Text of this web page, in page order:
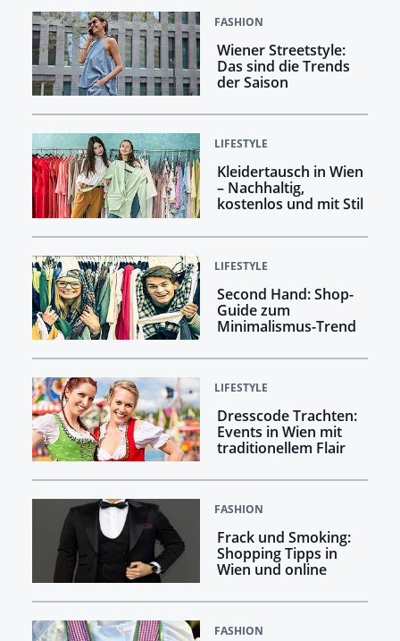
FASHION
Wiener Streetstyle:
Das sind die Trends
der Saison
LIFESTYLE
Kleidertausch in Wien
– Nachhaltig,
kostenlos und mit Stil
LIFESTYLE
Second Hand: Shop-
Guide zum
Minimalismus-Trend
LIFESTYLE
Dresscode Trachten:
Events in Wien mit
traditionellem Flair
FASHION
Frack und Smoking:
Shopping Tipps in
Wien und online
FASHION